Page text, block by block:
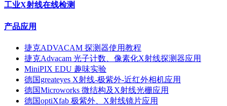
工业X射线在线检测
产品应用
捷克ADVACAM 探测器使用教程
捷克Advacam 光子计数、像素化X射线探测器应用
MiniPIX EDU 趣味实验
德国greateyes X射线-极紫外-近红外相机应用
德国Microworks 微结构及X射线光栅应用
德国optiXfab 极紫外、X射线镜片应用